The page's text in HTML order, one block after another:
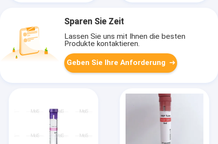
Sparen Sie Zeit
Lassen Sie uns mit Ihnen die besten
Produkte kontaktieren.
Geben Sie Ihre Anforderung